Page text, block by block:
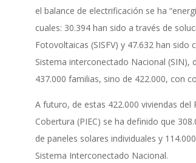
el balance de electrificación se ha
cuales: 30.394 han sido a través de
Fotovoltaicas (SISFV) y 47.632 han sido
Sistema interconectado Nacional (SIN),
437.000 familias, sino de 422.000, con
A futuro, de estas 422.000 viviendas del
Cobertura (PIEC) se ha definido que
de paneles solares individuales y
Sistema Interconectado Nacional.